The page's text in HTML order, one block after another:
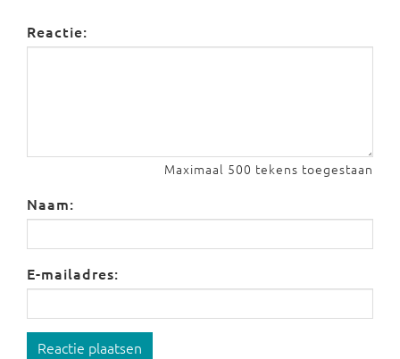
Reactie:
Maximaal 500 tekens toegestaan
Naam:
E-mailadres:
Reactie plaatsen